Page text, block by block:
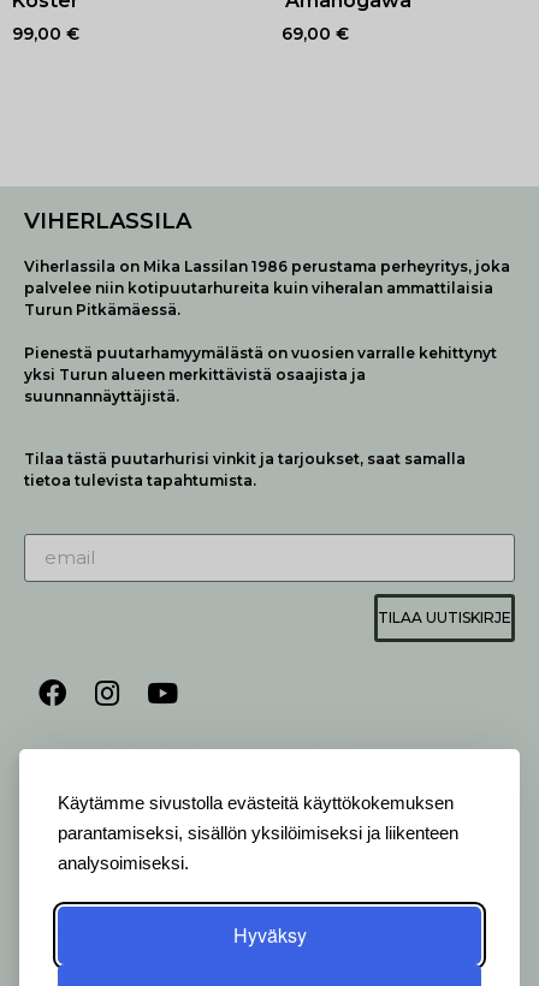
Käytämme sivustolla evästeitä käyttökokemuksen
parantamiseksi, sisällön yksilöimiseksi ja liikenteen
analysoimiseksi.
Hyväksy
99,00 € 69,00 €
VIHERLASSILA
Viherlassila on Mika Lassilan 1986 perustama perheyritys, joka
palvelee niin kotipuutarhureita kuin viheralan ammattilaisia
Turun Pitkämäessä.
Pienestä puutarhamyymälästä on vuosien varralle kehittynyt
yksi Turun alueen merkittävistä osaajista ja
suunnannäyttäjistä.
Tilaa tästä puutarhurisi vinkit ja tarjoukset, saat samalla
tietoa tulevista tapahtumista.
TILAA UUTISKIRJE
AUKIOLO JA YHTEYSTIEDOT
ALVELEMME:
Ma-Pe 9-20 I La 10-18 I Su 10-17
OTA YHTEYTTÄ:
kukkapiste: +358 44 5369 657
pihasuunnittelija: +358 40 1547 376
Alakyläntie 2-4, 20250 Turku